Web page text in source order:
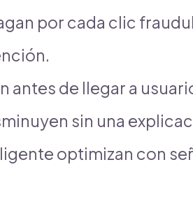
por cada clic
antes de llegar a
sin una
optimizan con